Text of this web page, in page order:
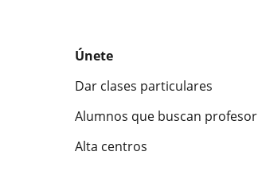
Únete
Dar clases particulares
Alumnos que buscan profesor
Alta centros